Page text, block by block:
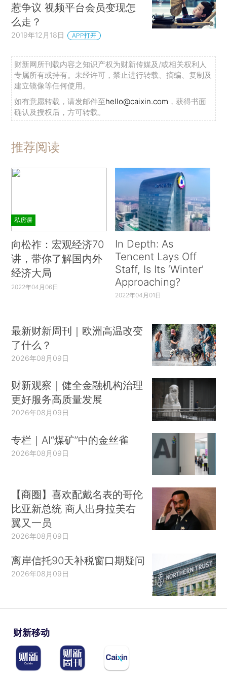
惹争议 视频平台会员变现怎
么走？
2019年12月18日 APP打开
财新网所刊载内容之知识产权为财新传媒及/或相关权利人
专属所有或持有。未经许可，禁止进行转载、摘编、复制及
建立镜像等任何使用。
如有意愿转载，请发邮件至hello@caixin.com ，获得书面
确认及授权后，方可转载。
推荐阅读
私房课
向松祚：宏观经济70
讲，带你了解国内外
经济大局
2022年04月06日
In Depth: As
Tencent Lays Off
Staff, Is Its ‘Winter’
Approaching?
2022年04月01日
最新财新周刊｜欧洲高温改变
了什么？
2026年08月09日
财新观察｜健全金融机构治理
更好服务高质量发展
2026年08月09日
专栏｜AI“煤矿”中的金丝雀
2026年08月09日
【商圈】喜欢配戴名表的哥伦
比亚新总统 商人出身拉美右
翼又一员
2026年08月09日
离岸信托90天补税窗口期疑问
2026年08月09日
财新移动